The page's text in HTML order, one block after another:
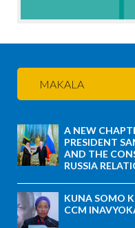
MAKALA
A NEW
PRESIDENT
AND THE
RUSSIA
KUNA SOMO
CCM